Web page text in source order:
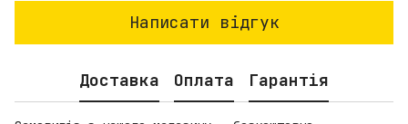
Написати відгук
Доставка Оплата Гарантія